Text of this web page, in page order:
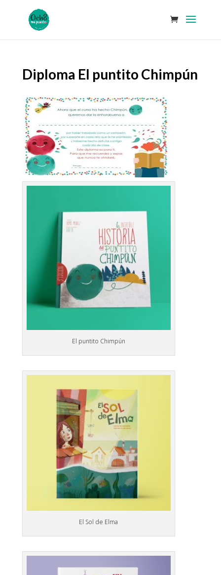
Diploma El puntito Chimpún
El puntito Chimpún
El Sol de Elma